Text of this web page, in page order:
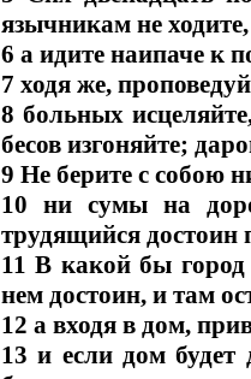
язычникам не
6 а идите наипаче к
7 ходя же,
8 больных
бесов изгоняйте;
9 Не берите с собою
10 ни сумы на
трудящийся достоин
11 В какой бы
нем достоин, и там
12 а входя в дом,
13 и если дом